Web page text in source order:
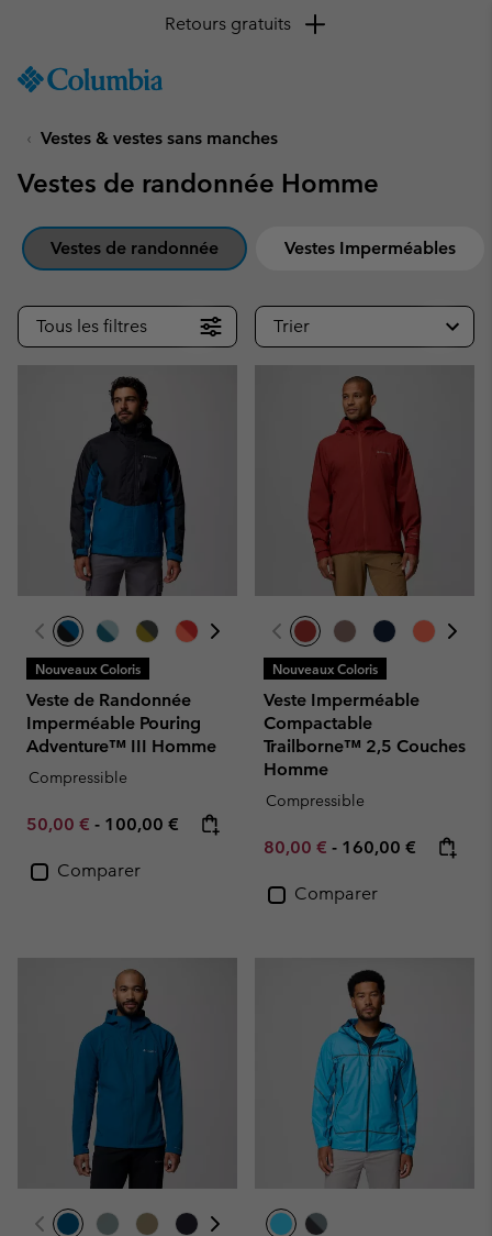
TO
SKIP
MAIN
SKIP
TO
Vestes & vestes sans manches
Vestes de randonnée Homme
Vestes de randonnée Vestes Imperméables
Tous les filtres Trier
Nouveaux Coloris
Veste de Randonnée
Imperméable Pouring
Adventure™ III Homme
Compressible
Minimum sale price:
50,00 € - Maximum price:
100,00 €
Comparer
Nouveaux Coloris
Veste Imperméable
Compactable
Trailborne™ 2,5 Couches
Homme
Compressible
Minimum sale price:
80,00 € - Maximum price:
160,00 €
Comparer